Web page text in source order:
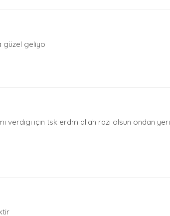
güzel geliyo
verdıgı ıçın tsk erdm allah razı olsun ondan yerı